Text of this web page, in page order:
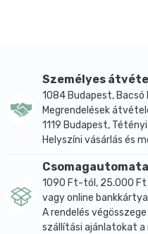
Személyes
1084 Budapest, Bacsó
Megrendelések
1119 Budapest,
Helyszíni vásárlás és
Csomagautomata
1090 Ft-tól, 25.000
vagy online bankkártya
A rendelés
szállítási ajánlatokat a